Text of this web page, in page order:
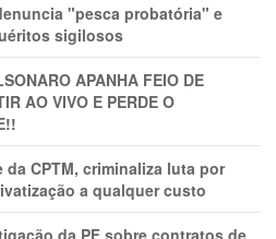
"pesca probatória" e
sigilosos
APANHA FEIO DE
AO VIVO E PERDE O
da CPTM, criminaliza luta por
a qualquer custo
da PF sobre contratos de